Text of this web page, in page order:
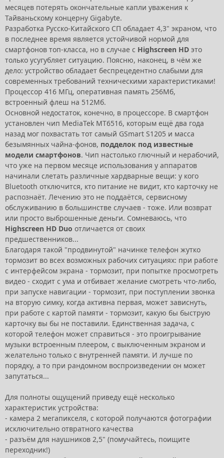
месяцев потерять окончательные капли уважения к
Тайваньскому концерну Gigabyte.
Разработка Русско-Китайского СП обладает 4,3" экраном, что
в последнее время является устойчивой нормой для
смартфонов топ-класса, но в случае с Highscreen HD это
только усугубляет ситуацию. Поясню, наконец, в чём же
дело: устройство обладает беспрецедентно слабыми для
современных требований техническими характеристиками!
Процессор 416 МГц, оперативная память 256Мб,
встроенный флеш на 512Мб.
Основной недостаток, конечно, в процессоре. В смартфон
установлен чип MediaTek MT6516, которым ещё два года
назад мог похвастать тот самый GSmart S1205 и масса
безымянных чайна-фонов, подделок под известные
модели смартфонов. Чип настолько глючный и нерабочий,
что уже на первом месяце использования у аппаратов
начинали слетать различные хардварные вещи: у кого
Bluetooth отключится, кто питание не видит, кто карточку не
распознаёт. Лечению это не поддаётся, сервисному
обслуживанию в большинстве случаев - тоже. Или возврат
или просто выброшенные деньги. Сомневаюсь, что
Highscreen HD Duo отличается от своих
предшественников...
Благодаря такой "продвинутой" начинке телефон жутко
тормозит во всех возможных рабочих ситуациях: при работе
с интерфейсом экрана - тормозит, при попытке просмотреть
видео - сходит с ума и отбивает желание смотреть что-либо,
при запуске навигации - тормозит, при поступлении звонка
на вторую симку, когда активна первая, может зависнуть,
при работе с картой памяти - тормозит, какую бы быструю
карточку вы бы не поставили. Единственная задача, с
которой телефон может справиться - это проигрывание
музыки встроенным плеером, с выключенным экраном и
желательно только с внутренней памяти. И лучше по
порядку, а то при рандомном воспроизведении он может
запутаться...
Для полноты ощущений приведу ещё несколько
характеристик устройства:
- камера 2 мегапикселя, с которой получаются фотографии
исключительно отвратного качества
- разъём для наушников 2,5" (помучайтесь, поищите
переходник!)